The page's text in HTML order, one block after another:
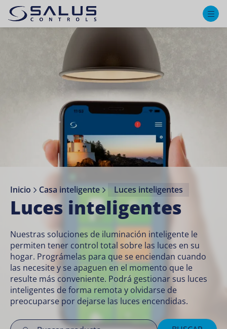
Inicio Casa inteligente Luces inteligentes
Luces inteligentes
Nuestras soluciones de iluminación inteligente le
permiten tener control total sobre las luces en su
hogar. Prográmelas para que se enciendan cuando
las necesite y se apaguen en el momento que le
resulte más conveniente. Podrá gestionar sus luces
inteligentes de forma remota y olvidarse de
preocuparse por dejarse las luces encendidas.